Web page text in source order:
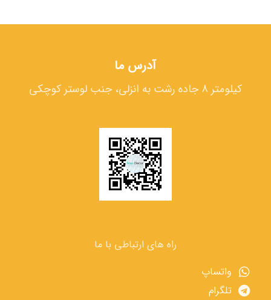
آدرس ما
کیلومتر 8 جاده رشت به انزلی، جنب لوستر کوچکی
راه های ارتباطی با ما
واتساپ
تلگرام